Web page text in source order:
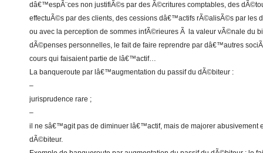
dâ€™espÃ¨ces non justifiÃ©s par des Ã©critures comptables, des
effectuÃ©s par des clients, des cessions dâ€™actifs rÃ©alisÃ©s par les
ou avec la perception de sommes infÃ©rieures Ã la valeur vÃ©nale du
dÃ©penses personnelles, le fait de faire reprendre par dâ€™autres
cours qui faisaient partie de lâ€™actif…
La banqueroute par lâ€™augmentation du passif du dÃ©biteur :
–
jurisprudence rare ;
–
il ne sâ€™agit pas de diminuer lâ€™actif, mais de majorer abusivement
dÃ©biteur.